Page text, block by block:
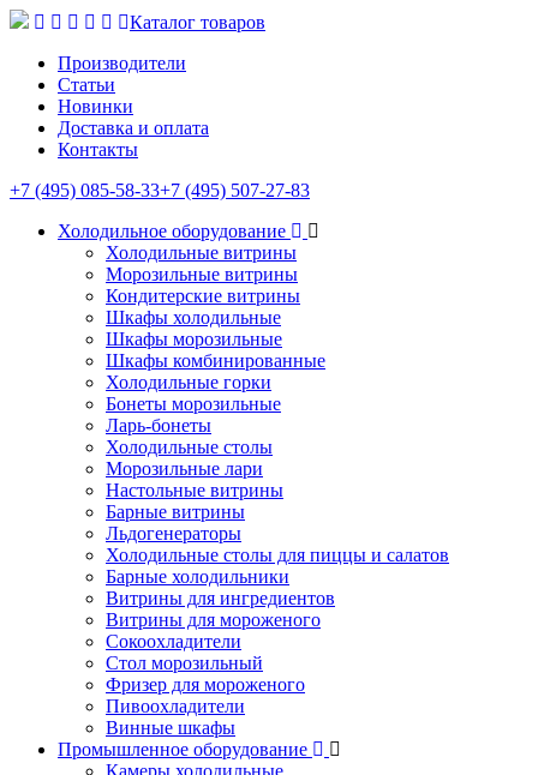
Каталог товаров
Производители
Статьи
Новинки
Доставка и оплата
Контакты
+7 (495) 085-58-33+7 (495) 507-27-83
Холодильное оборудование
Холодильные витрины
Морозильные витрины
Кондитерские витрины
Шкафы холодильные
Шкафы морозильные
Шкафы комбинированные
Холодильные горки
Бонеты морозильные
Ларь-бонеты
Холодильные столы
Морозильные лари
Настольные витрины
Барные витрины
Льдогенераторы
Холодильные столы для пиццы и салатов
Барные холодильники
Витрины для ингредиентов
Витрины для мороженого
Сокоохладители
Стол морозильный
Фризер для мороженого
Пивоохладители
Винные шкафы
Промышленное оборудование
Камеры холодильные